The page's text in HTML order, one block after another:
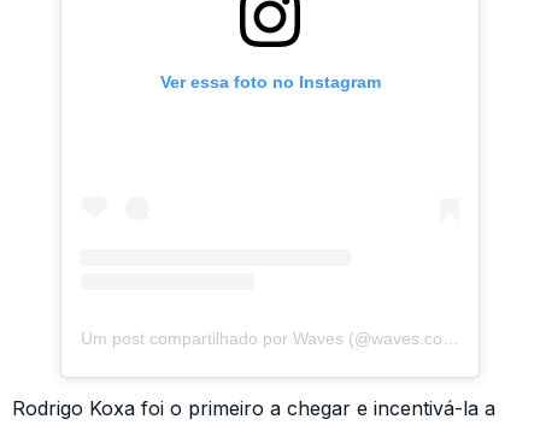
Ver essa foto no Instagram
Um post compartilhado por Waves (@waves.com.br)
Rodrigo Koxa foi o primeiro a chegar e incentivá-la a